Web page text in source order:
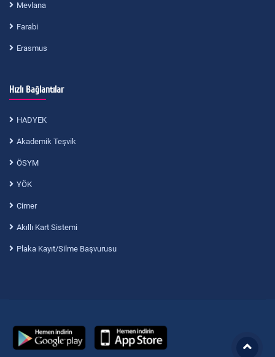
Mevlana
Farabi
Erasmus
Hızlı Bağlantılar
HADYEK
Akademik Teşvik
ÖSYM
YÖK
Cimer
Akıllı Kart Sistemi
Plaka Kayıt/Silme Başvurusu